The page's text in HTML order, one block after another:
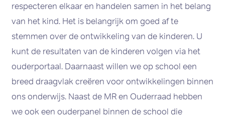
respecteren elkaar en handelen samen in het belang
van het kind. Het is belangrijk om goed af te
stemmen over de ontwikkeling van de kinderen. U
kunt de resultaten van de kinderen volgen via het
ouderportaal. Daarnaast willen we op school een
breed draagvlak creëren voor ontwikkelingen binnen
ons onderwijs. Naast de MR en Ouderraad hebben
we ook een ouderpanel binnen de school die